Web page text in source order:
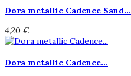
Dora metallic Cadence Sand...
4,20 €
Dora metallic Cadence...